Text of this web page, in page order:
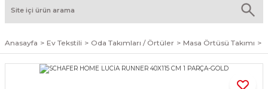
Anasayfa Ev Tekstili Oda Takımları / Örtüler Masa Örtüsü Takımı